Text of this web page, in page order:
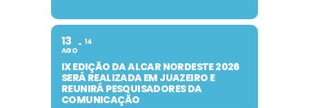
13
AGO
14
IX EDIÇÃO DA ALCAR NORDESTE 2026
SERÁ REALIZADA EM JUAZEIRO E
REUNIRÁ PESQUISADORES DA
COMUNICAÇÃO